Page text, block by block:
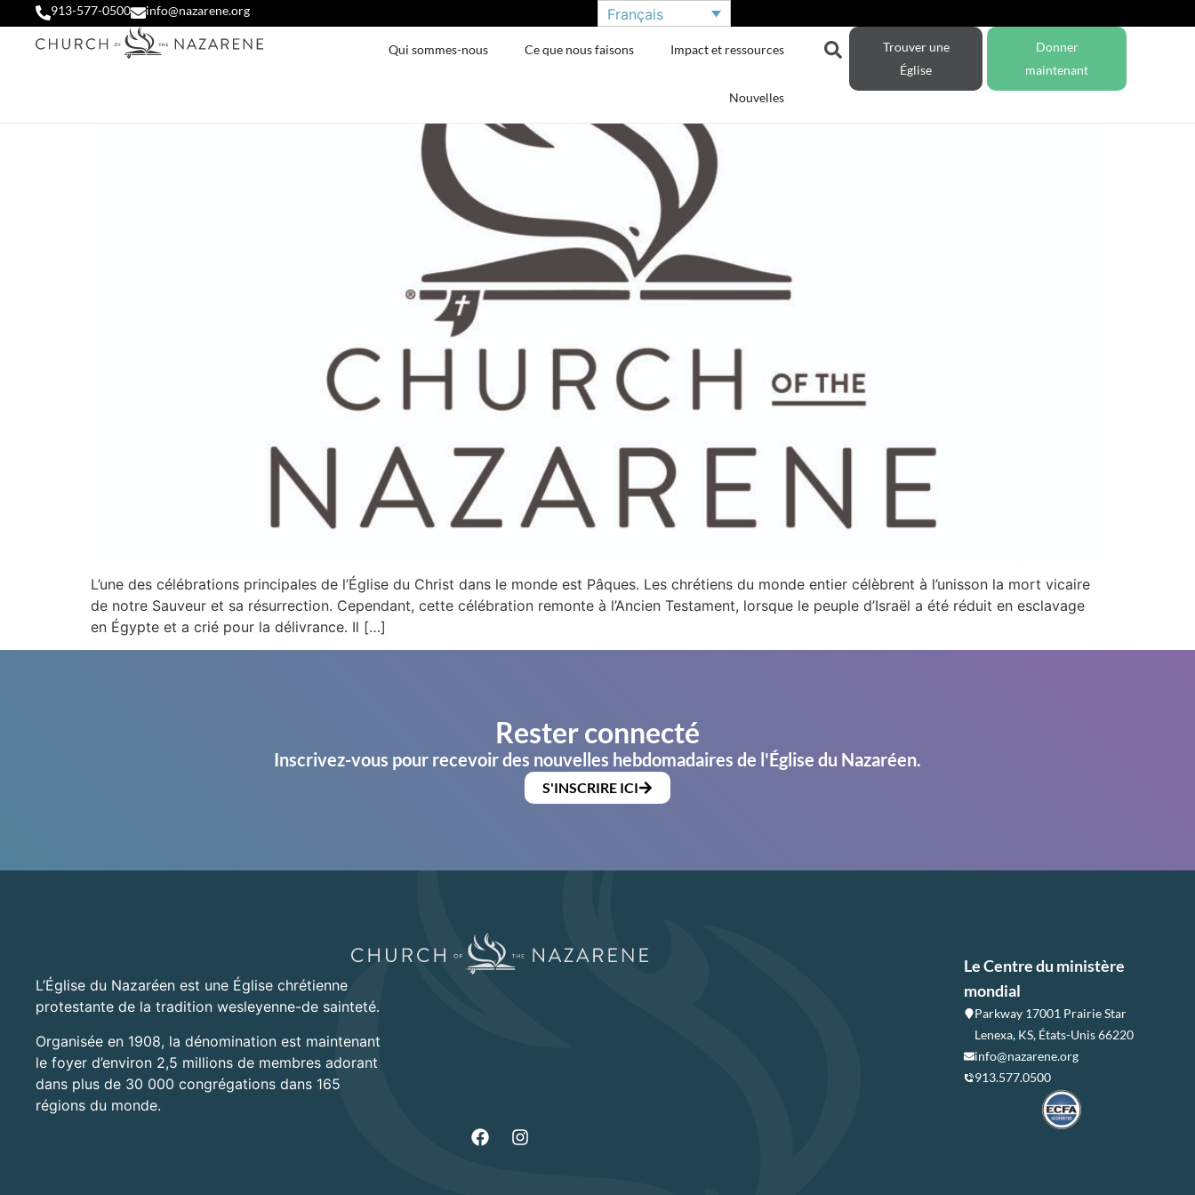
913-577-0500 info@nazarene.org Français
Qui sommes-nous Ce que nous faisons Impact et ressources
Nouvelles
Trouver une
Église
Donner
maintenant
L’une des célébrations principales de l’Église du Christ dans le monde est Pâques. Les chrétiens du monde entier célèbrent à l’unisson la mort vicaire
de notre Sauveur et sa résurrection. Cependant, cette célébration remonte à l’Ancien Testament, lorsque le peuple d’Israël a été réduit en esclavage
en Égypte et a crié pour la délivrance. Il […]
Rester connecté
Inscrivez-vous pour recevoir des nouvelles hebdomadaires de l'Église du Nazaréen.
S'INSCRIRE ICI
L’Église du Nazaréen est une Église chrétienne
protestante de la tradition wesleyenne-de sainteté.
Organisée en 1908, la dénomination est maintenant
le foyer d’environ 2,5 millions de membres adorant
dans plus de 30 000 congrégations dans 165
régions du monde.
Le Centre du ministère
mondial
Parkway 17001 Prairie Star
Lenexa, KS, États-Unis 66220
info@nazarene.org
913.577.0500